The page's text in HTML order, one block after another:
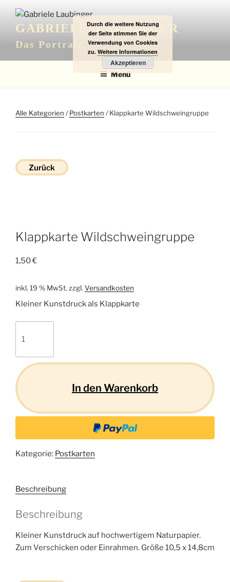
Inhalt
springenGABRIELE LAUBINGER
Das Portrait
Menü
Alle Kategorien /Postkarten / Klappkarte Wildschweingruppe
Zurück
Klappkarte Wildschweingruppe
1,50€
inkl. 19 % MwSt. zzgl. Versandkosten
Kleiner Kunstdruck als Klappkarte
Wildschweingruppe
In den Warenkorb
Kategorie: Postkarten
Beschreibung
Beschreibung
Kleiner Kunstdruck auf hochwertigem Naturpapier.
Zum Verschicken oder Einrahmen. Größe 10,5 x 14,8cm
Durch die weitere Nutzung
der Seite stimmen Sie der
Verwendung von Cookies
zu. Weitere Informationen
Akzeptieren